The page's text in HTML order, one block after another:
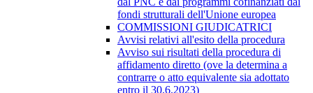
fondi strutturali dell'Unione europea
COMMISSIONI GIUDICATRICI
Avvisi relativi all'esito della procedura
Avviso sui risultati della procedura di
affidamento diretto (ove la determina a
contrarre o atto equivalente sia adottato
entro il 30.6.2023)